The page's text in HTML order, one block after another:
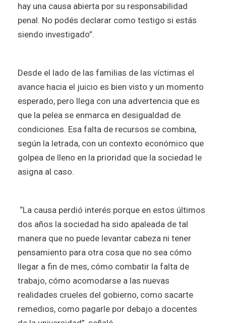
hay una causa abierta por su responsabilidad
penal. No podés declarar como testigo si estás
siendo investigado”.
Desde el lado de las familias de las víctimas el
avance hacia el juicio es bien visto y un momento
esperado, pero llega con una advertencia que es
que la pelea se enmarca en desigualdad de
condiciones. Esa falta de recursos se combina,
según la letrada, con un contexto económico que
golpea de lleno en la prioridad que la sociedad le
asigna al caso.
“La causa perdió interés porque en estos últimos
dos años la sociedad ha sido apaleada de tal
manera que no puede levantar cabeza ni tener
pensamiento para otra cosa que no sea cómo
llegar a fin de mes, cómo combatir la falta de
trabajo, cómo acomodarse a las nuevas
realidades crueles del gobierno, como sacarte
remedios, como pagarle por debajo a docentes